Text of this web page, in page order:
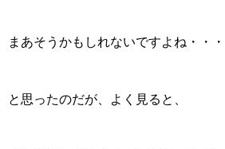
まあそうかもしれないですよね・・・
と思ったのだが、よく見ると、